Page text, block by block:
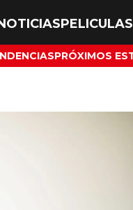
PELICULAS
PRÓXIMOS